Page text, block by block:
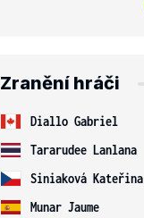
Zranění hráči
Diallo Gabriel
Tararudee Lanlana
Siniaková Kateřina
Munar Jaume